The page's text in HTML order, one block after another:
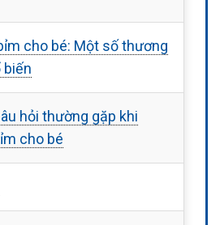
cho bé: Một số thương
biến
hỏi thường gặp khi
cho bé